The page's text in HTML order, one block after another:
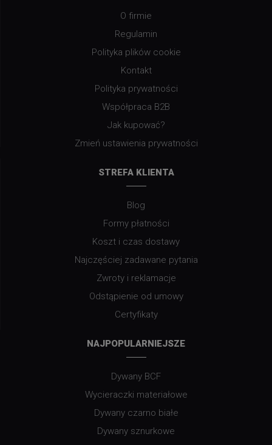
O firmie
Regulamin
Polityka plików cookie
Kontakt
Polityka prywatności
Współpraca B2B
Jak kupować?
Zmień ustawienia prywatności
STREFA KLIENTA
Blog
Formy płatności
Koszt i czas dostawy
Najczęściej zadawane pytania
Zwroty i reklamacje
Odstąpienie od umowy
Certyfikaty
NAJPOPULARNIEJSZE
Dywany BCF
Wycieraczki materiałowe
Dywany czarno białe
Dywany sznurkowe